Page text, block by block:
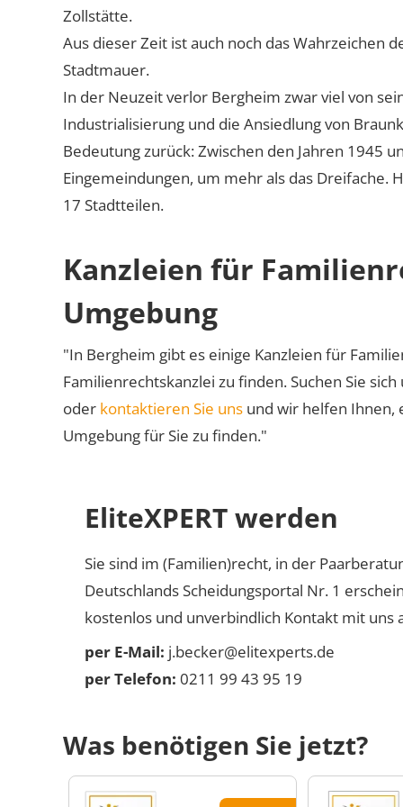
Zollstätte.
Aus dieser Zeit ist auch noch das Wahrzeichen
Stadtmauer.
In der Neuzeit verlor Bergheim zwar viel von
Industrialisierung und die Ansiedlung von
Bedeutung zurück: Zwischen den Jahren 1945
Eingemeindungen, um mehr als das
17 Stadtteilen.
Kanzleien für
Umgebung
"In Bergheim gibt es einige Kanzleien für
Familienrechtskanzlei zu finden. Suchen Sie
oder kontaktieren Sie uns und wir helfen Ihnen,
Umgebung für Sie zu finden."
EliteXPERT werden
Sie sind im (Familien)recht, in der
Deutschlands Scheidungsportal Nr. 1
kostenlos und unverbindlich Kontakt mit uns
per E-Mail: j.becker@elitexperts.de
per Telefon: 0211 99 43 95 19
Was benötigen Sie jetzt?